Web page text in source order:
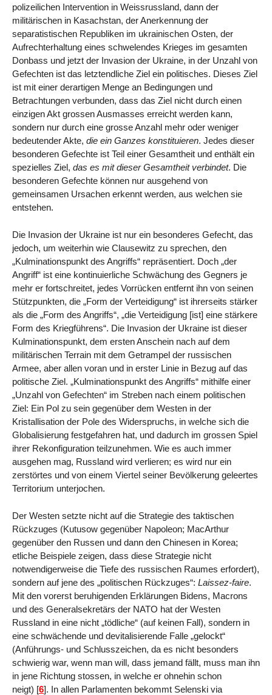
polizeilichen Intervention in Weissrussland, dann der
militärischen in Kasachstan, der Anerkennung der
separatistischen Republiken im ukrainischen Osten, der
Aufrechterhaltung eines schwelendes Krieges im gesamten
Donbass und jetzt der Invasion der Ukraine, in der Unzahl von
Gefechten ist das letztendliche Ziel ein politisches. Dieses Ziel
ist mit einer derartigen Menge an Bedingungen und
Betrachtungen verbunden, dass das Ziel nicht durch einen
einzigen Akt grossen Ausmasses erreicht werden kann,
sondern nur durch eine grosse Anzahl mehr oder weniger
bedeutender Akte, die ein Ganzes konstituieren. Jedes dieser
besonderen Gefechte ist Teil einer Gesamtheit und enthält ein
spezielles Ziel, das es mit dieser Gesamtheit verbindet. Die
besonderen Gefechte können nur ausgehend von
gemeinsamen Ursachen erkennt werden, aus welchen sie
entstehen.
Die Invasion der Ukraine ist nur ein besonderes Gefecht, das
jedoch, um weiterhin wie Clausewitz zu sprechen, den
„Kulminationspunkt des Angriffs“ repräsentiert. Doch „der
Angriff“ ist eine kontinuierliche Schwächung des Gegners je
mehr er fortschreitet, jedes Vorrücken entfernt ihn von seinen
Stützpunkten, die „Form der Verteidigung“ ist ihrerseits stärker
als die „Form des Angriffs“, „die Verteidigung [ist] eine stärkere
Form des Kriegführens“. Die Invasion der Ukraine ist dieser
Kulminationspunkt, dem ersten Anschein nach auf dem
militärischen Terrain mit dem Getrampel der russischen
Armee, aber allen voran und in erster Linie in Bezug auf das
politische Ziel. „Kulminationspunkt des Angriffs“ mithilfe einer
„Unzahl von Gefechten“ im Streben nach einem politischen
Ziel: Ein Pol zu sein gegenüber dem Westen in der
Kristallisation der Pole des Widerspruchs, in welche sich die
Globalisierung festgefahren hat, und dadurch im grossen Spiel
ihrer Rekonfiguration teilzunehmen. Wie es auch immer
ausgehen mag, Russland wird verlieren; es wird nur ein
zerstörtes und von einem Viertel seiner Bevölkerung geleertes
Territorium unterjochen.
Der Westen setzte nicht auf die Strategie des taktischen
Rückzuges (Kutusow gegenüber Napoleon; MacArthur
gegenüber den Russen und dann den Chinesen in Korea;
etliche Beispiele zeigen, dass diese Strategie nicht
notwendigerweise die Tiefe des russischen Raumes erfordert),
sondern auf jene des „politischen Rückzuges“: Laissez-faire.
Mit den vorerst beruhigenden Erklärungen Bidens, Macrons
und des Generalsekretärs der NATO hat der Westen
Russland in eine nicht „tödliche“ (auf keinen Fall), sondern in
eine schwächende und devitalisierende Falle „gelockt“
(Anführungs- und Schlusszeichen, da es nicht besonders
schwierig war, wenn man will, dass jemand fällt, muss man ihn
in jene Richtung stossen, in welche er ohnehin schon
neigt) [6]. In allen Parlamenten bekommt Selenski via